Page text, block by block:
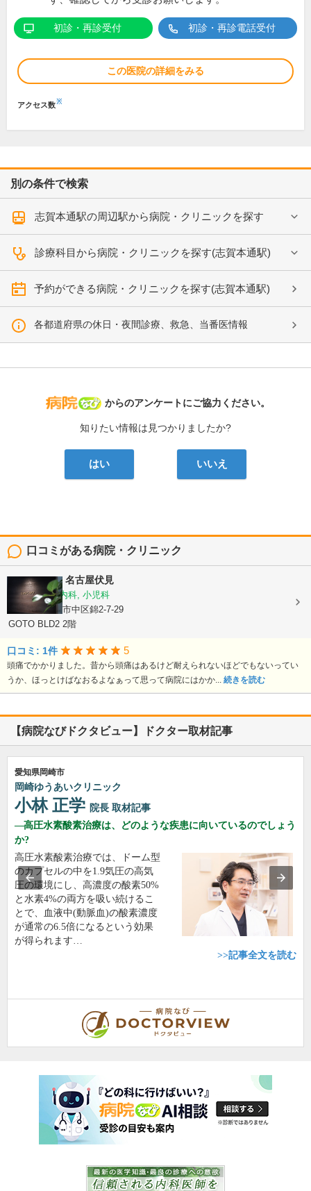
初診・再診受付 初診・再診電話受付
この医院の詳細をみる
アクセス数※
別の条件で検索
志賀本通駅の周辺駅から病院・クリニックを探す
診療科目から病院・クリニックを探す(志賀本通駅)
予約ができる病院・クリニックを探す(志賀本通駅)
各都道府県の休日・夜間診療、救急、当番医情報
病院なび
からのアンケートにご協力ください。
知りたい情報は見つかりましたか?
はい いいえ
口コミがある病院・クリニック
CLINIC No7 名古屋伏見
内科, 脳神経内科, 小児科
愛知県名古屋市中区錦2-7-29
GOTO BLD2 2階
口コミ: 1件 5
頭痛でかかりました。昔から頭痛はあるけど耐えられないほどでもないってい
うか、ほっとけばなおるよなぁって思って病院にはかか... 続きを読む
【病院なびドクタビュー】ドクター取材記事
愛知県岡崎市
岡崎ゆうあいクリニック
小林 正学 院長 取材記事
高圧水素酸素治療は、どのような疾患に向いているのでしょう
か?
高圧水素酸素治療では、ドーム型
のカプセルの中を1.9気圧の高気
圧の環境にし、高濃度の酸素50%
と水素4%の両方を吸い続けるこ
とで、血液中(動脈血)の酸素濃度
が通常の6.5倍になるという効果
が得られます…
>>記事全文を読む